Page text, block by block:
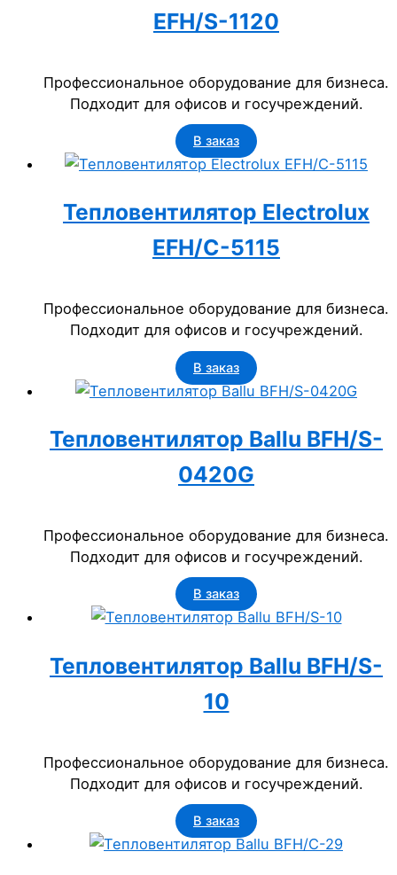
EFH/S-1120
Профессиональное оборудование для бизнеса.
Подходит для офисов и госучреждений.
В заказ
Тепловентилятор Electrolux
EFH/C-5115
Профессиональное оборудование для бизнеса.
Подходит для офисов и госучреждений.
В заказ
Тепловентилятор Ballu BFH/S-
0420G
Профессиональное оборудование для бизнеса.
Подходит для офисов и госучреждений.
В заказ
Тепловентилятор Ballu BFH/S-
10
Профессиональное оборудование для бизнеса.
Подходит для офисов и госучреждений.
В заказ